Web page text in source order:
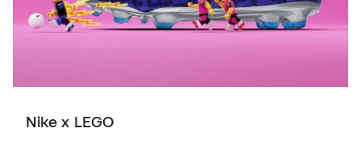
Nike x LEGO